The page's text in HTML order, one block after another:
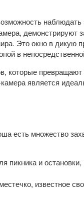
наблюдать
Это окно в дикую
в
которые
является
есть множество
пикника и
известное